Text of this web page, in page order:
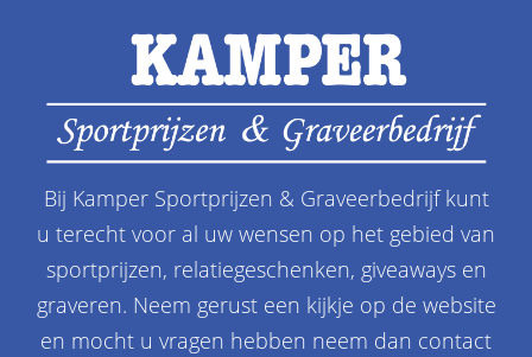
Bij Kamper Sportprijzen & Graveerbedrijf kunt
u terecht voor al uw wensen op het gebied van
sportprijzen, relatiegeschenken, giveaways en
graveren. Neem gerust een kijkje op de website
en mocht u vragen hebben neem dan contact